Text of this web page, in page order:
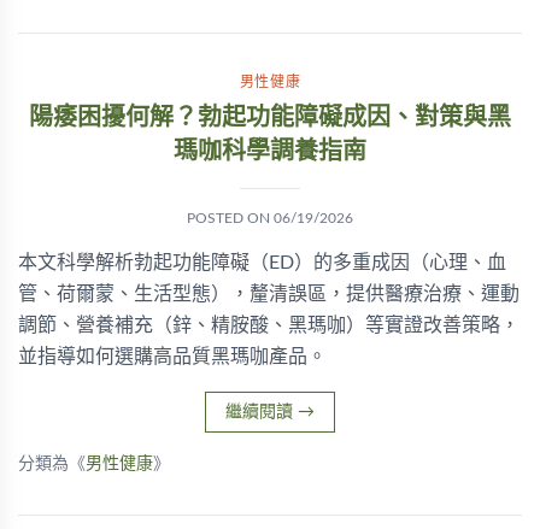
男性健康
陽痿困擾何解？勃起功能障礙成因、對策與黑
瑪咖科學調養指南
POSTED ON 06/19/2026
本文科學解析勃起功能障礙（ED）的多重成因（心理、血
管、荷爾蒙、生活型態），釐清誤區，提供醫療治療、運動
調節、營養補充（鋅、精胺酸、黑瑪咖）等實證改善策略，
並指導如何選購高品質黑瑪咖產品。
繼續閱讀 →
分類為《男性健康》